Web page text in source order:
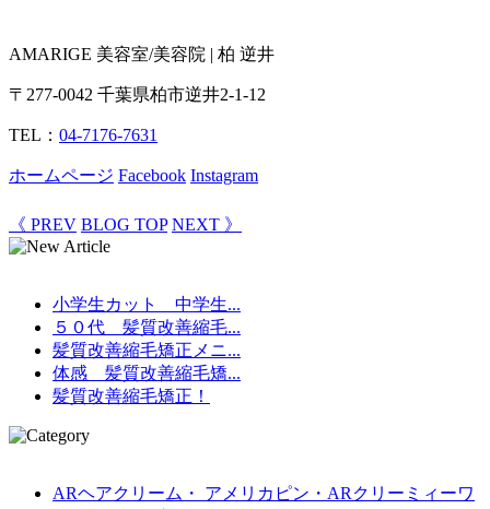
AMARIGE 美容室/美容院 | 柏 逆井
〒277-0042 千葉県柏市逆井2-1-12
TEL： 04-7176-7631
ホームページ Facebook Instagram
《 PREV BLOG TOP NEXT 》
小学生カット 中学生...
５０代 髪質改善縮毛...
髪質改善縮毛矯正メニ...
体感 髪質改善縮毛矯...
髪質改善縮毛矯正！
ARヘアクリーム・ アメリカピン・ARクリーミィーワ